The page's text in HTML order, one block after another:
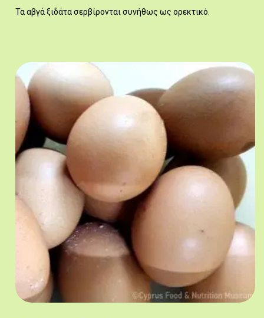
Τα αβγά ξιδάτα σερβίρονται συνήθως ως ορεκτικό.